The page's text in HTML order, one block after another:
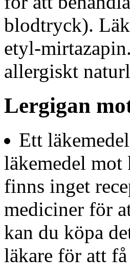
blodtryck).
etyl-
allergiskt
Lergigan
Ett
läkemedel
finns inget
mediciner för
kan du köpa
läkare för att